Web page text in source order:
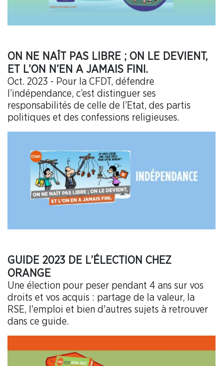
ON NE NAÎT PAS LIBRE ; ON LE DEVIENT,
ET L’ON N’EN A JAMAIS FINI.
Oct. 2023 - Pour la CFDT, défendre
l’indépendance, c’est distinguer ses
responsabilités de celle de l’Etat, des partis
politiques et des confessions religieuses.
GUIDE 2023 DE L’ÉLECTION CHEZ
ORANGE
Une élection pour peser pendant 4 ans sur vos
droits et vos acquis : partage de la valeur, la
RSE, l'emploi et bien d'autres sujets à retrouver
dans ce guide.